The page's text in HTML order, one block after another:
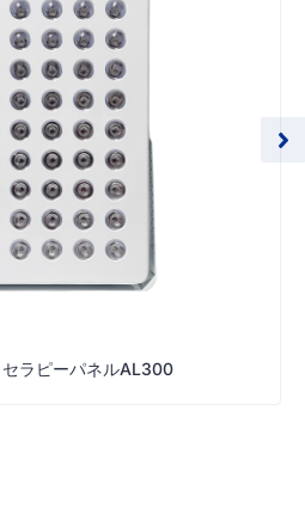
セラピーパネルAL300